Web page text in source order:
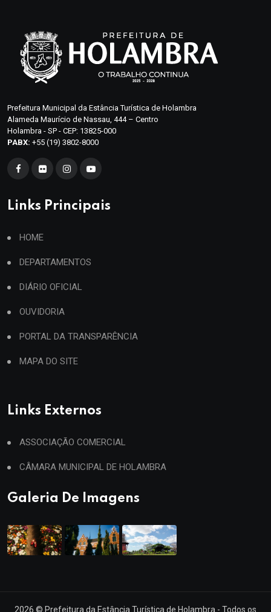
Prefeitura Municipal da Estância Turística de Holambra
Alameda Maurício de Nassau, 444 – Centro
Holambra - SP - CEP: 13825-000
PABX: +55 (19) 3802-8000
Links Principais
HOME
DEPARTAMENTOS
DIÁRIO OFICIAL
OUVIDORIA
PORTAL DA TRANSPARÊNCIA
MAPA DO SITE
Links Externos
ASSOCIAÇÃO COMERCIAL
CÂMARA MUNICIPAL DE HOLAMBRA
Galeria De Imagens
2026 © Prefeitura da Estância Turística de Holambra - Todos os